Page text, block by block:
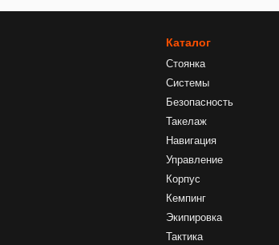
Каталог
Стоянка
Системы
Безопасность
Такелаж
Навигация
Управление
Корпус
Кемпинг
Экипировка
Тактика